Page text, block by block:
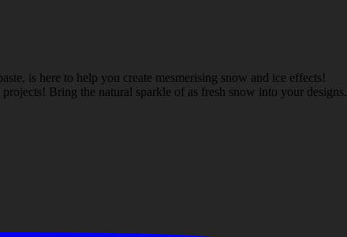
is here to help you create mesmerising snow and ice effects!
Bring the natural sparkle of as fresh snow into your designs.